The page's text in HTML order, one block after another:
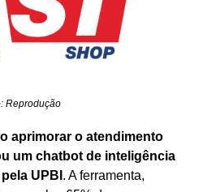
Reprodução
aprimorar o atendimento
um chatbot de inteligência
UPBI . A ferramenta,